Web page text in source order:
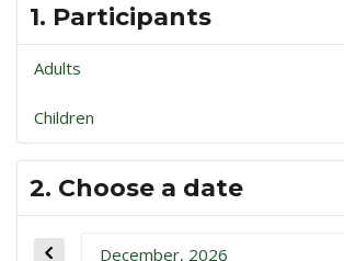
1. Participants
Adults
Children
2. Choose a date